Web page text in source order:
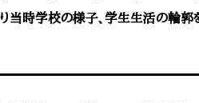
当時学校の様子、学生生活の輪郭